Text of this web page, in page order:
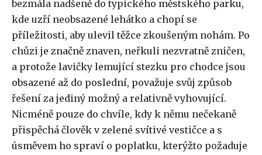
bezmála nadšeně do typického městského parku,
kde uzří neobsazené lehátko a chopí se
příležitosti, aby ulevil těžce zkoušeným nohám. Po
chůzi je značně znaven, neřkuli nezvratně zničen,
a protože lavičky lemující stezku pro chodce jsou
obsazené až do poslední, považuje svůj způsob
řešení za jediný možný a relativně vyhovující.
Nicméně pouze do chvíle, kdy k němu nečekaně
přispěchá člověk v zelené svítivé vestičce a s
úsměvem ho spraví o poplatku, kterýžto požaduje